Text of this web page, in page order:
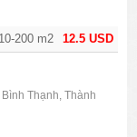
12.5 USD
200 m2
Thạnh, Thành